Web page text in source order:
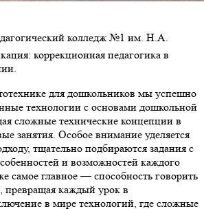
колледж №1 им. Н.А.
коррекционная педагогика в
для дошкольников мы успешно
технологии с основами дошкольной
сложные технические концепции в
занятия. Особое внимание уделяется
тщательно подбираются задания с
и возможностей каждого
самое главное — способность говорить
превращая каждый урок в
в мире технологий, где сложные